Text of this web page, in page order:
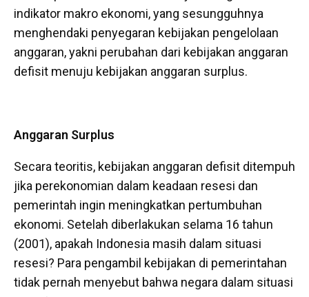
indikator makro ekonomi, yang sesungguhnya
menghendaki penyegaran kebijakan pengelolaan
anggaran, yakni perubahan dari kebijakan anggaran
defisit menuju kebijakan anggaran surplus.
Anggaran Surplus
Secara teoritis, kebijakan anggaran defisit ditempuh
jika perekonomian dalam keadaan resesi dan
pemerintah ingin meningkatkan pertumbuhan
ekonomi. Setelah diberlakukan selama 16 tahun
(2001), apakah Indonesia masih dalam situasi
resesi? Para pengambil kebijakan di pemerintahan
tidak pernah menyebut bahwa negara dalam situasi